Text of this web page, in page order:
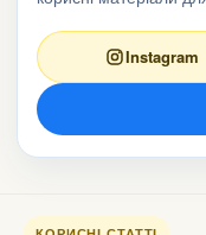
Instagram